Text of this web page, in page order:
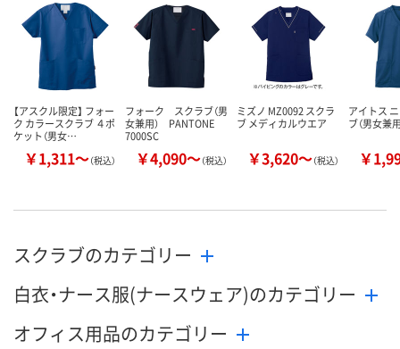
数量
カゴへ
数量
カゴへ カ
【アスクル限定】 フォー
ク カラースクラブ ４ポ
ケット（男女…
￥1,311～（税込）
フォーク スクラブ（男
女兼用） PANTONE
7000SC
￥4,090～（税込）
ミズノ MZ0092 スクラ
ブ メディカルウエア
￥3,620～（税込）
アイトス
ブ（男女兼
￥
スクラブのカテゴリー
白衣・ナース服(ナースウェア)のカテゴリー
オフィス用品のカテゴリー